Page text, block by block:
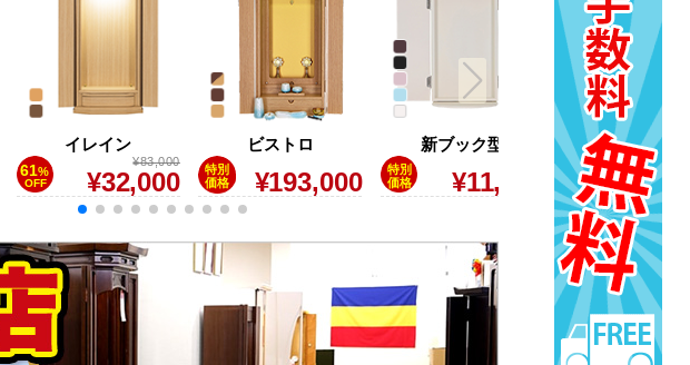
イレイン
61%
OFF
¥83,000
¥32,000
ビストロ
特別
価格
¥193,000
新ブック型
特別
価格
¥11,500
ワールド
特別
価格